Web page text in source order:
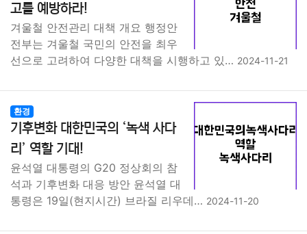
고를 예방하라!
겨울철 안전관리 대책 개요 행정안
전부는 겨울철 국민의 안전을 최우
선으로 고려하여 다양한 대책을 시행하고 있… 2024-11-21
환경
기후변화 대한민국의 ‘녹색 사다
리’ 역할 기대!
윤석열 대통령의 G20 정상회의 참
석과 기후변화 대응 방안 윤석열 대
통령은 19일(현지시간) 브라질 리우데… 2024-11-20